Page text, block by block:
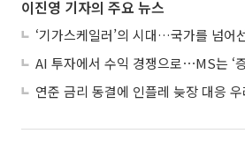
이진영 기자의 주요 뉴스
‘기가스케일러’의 시대…국가를 넘어